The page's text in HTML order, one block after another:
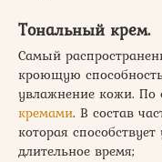
Тональный крем.
Самый
кроющую
увлажнение кожи. По
кремами. В состав
которая
длительное время;